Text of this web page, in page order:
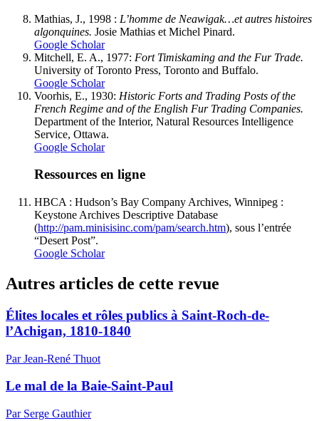
Mathias, J., 1998 : L’homme de Neawigak…et autres histoires
algonquines. Josie Mathias et Michel Pinard.
Google Scholar
Mitchell, E. A., 1977: Fort Timiskaming and the Fur Trade.
University of Toronto Press, Toronto and Buffalo.
Google Scholar
Voorhis, E., 1930: Historic Forts and Trading Posts of the
French Regime and of the English Fur Trading Companies.
Department of the Interior, Natural Resources Intelligence
Service, Ottawa.
Google Scholar
Ressources en ligne
HBCA : Hudson’s Bay Company Archives, Winnipeg :
Keystone Archives Descriptive Database
(http://pam.minisisinc.com/pam/search.htm), sous l’entrée
“Desert Post”.
Google Scholar
Autres articles de cette revue
Élites locales et rôles publics à Saint-Roch-de-
l’Achigan, 1810-1840
Par Jean-René Thuot
Le mal de la Baie-Saint-Paul
Par Serge Gauthier